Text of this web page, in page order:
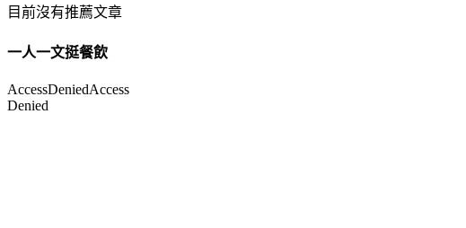
目前沒有推薦文章
一人一文挺餐飲